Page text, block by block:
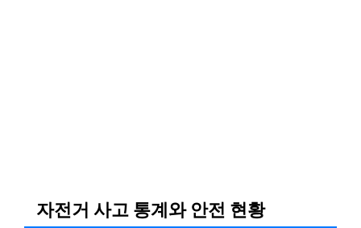
자전거 사고 통계와 안전 현황